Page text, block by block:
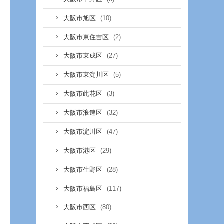
大阪市旭区 (10)
大阪市東住吉区 (2)
大阪市東成区 (27)
大阪市東淀川区 (5)
大阪市此花区 (3)
大阪市浪速区 (32)
大阪市淀川区 (47)
大阪市港区 (29)
大阪市生野区 (28)
大阪市福島区 (117)
大阪市西区 (80)